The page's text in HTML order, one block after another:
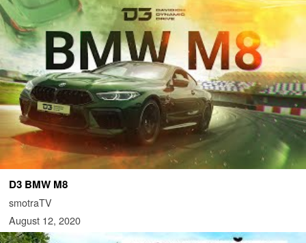
D3 BMW M8
smotraTV
August 12, 2020